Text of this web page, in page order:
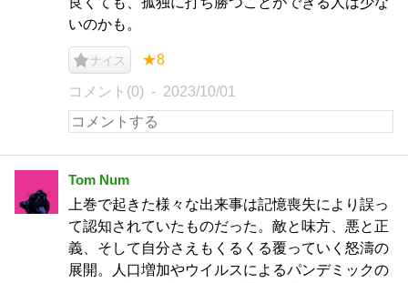
いのかも。
ナイス ★8
コメント(0) 2023/10/01
Tom Num
上巻で起きた様々な出来事は記憶喪失により誤っ
て認知されていたものだった。敵と味方、悪と正
義、そして自分さえもくるくる覆っていく怒濤の
展開。人口増加やウイルスによるパンデミックの